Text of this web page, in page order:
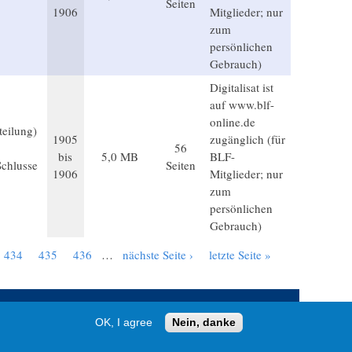
1906
Mitglieder; nur
zum
persönlichen
Gebrauch)
1905
bis
1906
5,0 MB
56
Seiten
Digitalisat ist
auf www.blf-
online.de
zugänglich (für
BLF-
Mitglieder; nur
zum
persönlichen
Gebrauch)
434
435 436 … nächste Seite › letzte Seite »
OK, I agree Nein, danke